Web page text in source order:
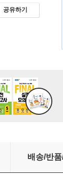
공유하기
배송/반